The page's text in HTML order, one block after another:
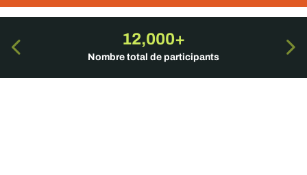
12,000+
Nombre total de participants